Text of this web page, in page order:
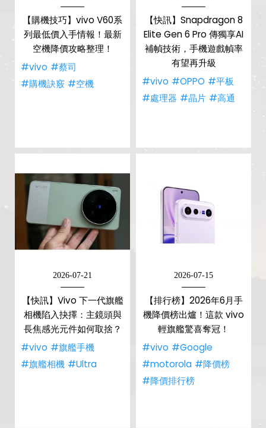
【購機技巧】vivo V60系
列最低價入手情報！最新
空機降價攻略整理！
#vivo #蔡司
#購機訣竅 #空機
【快訊】Snapdragon 8
Elite Gen 6 Pro 傳獨享AI
補幀技術，手機遊戲幀率
有望再升級
#vivo #OPPO #平板
#處理器 #晶片 #高通
2026-07-21
【快訊】Vivo 下一代旗艦
相機陷入抉擇：主鏡頭與
長焦感光元件如何取捨？
#vivo #旗艦手機
#旗艦相機 #Ultra
2026-07-15
【排行榜】2026年6月手
機降價榜出爐！這款 vivo
輕旗艦驚喜奪冠！
#vivo #Google
#motorola #降價榜
#降價排行榜